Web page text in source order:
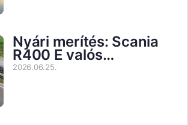
Nyári merítés: Scania
R400 E valós…
2026.06.25.